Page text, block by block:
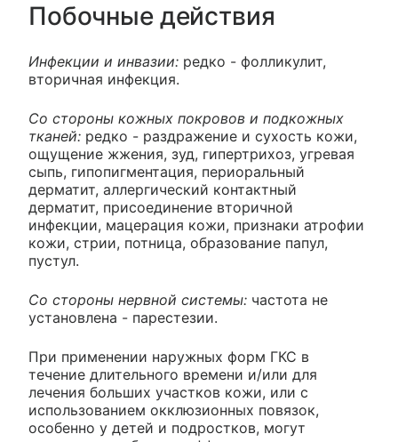
Побочные действия
Инфекции и инвазии: редко - фолликулит,
вторичная инфекция.
Со стороны кожных покровов и подкожных
тканей: редко - раздражение и сухость кожи,
ощущение жжения, зуд, гипертрихоз, угревая
сыпь, гипопигментация, периоральный
дерматит, аллергический контактный
дерматит, присоединение вторичной
инфекции, мацерация кожи, признаки атрофии
кожи, стрии, потница, образование папул,
пустул.
Со стороны нервной системы: частота не
установлена - парестезии.
При применении наружных форм ГКС в
течение длительного времени и/или для
лечения больших участков кожи, или с
использованием окклюзионных повязок,
особенно у детей и подростков, могут